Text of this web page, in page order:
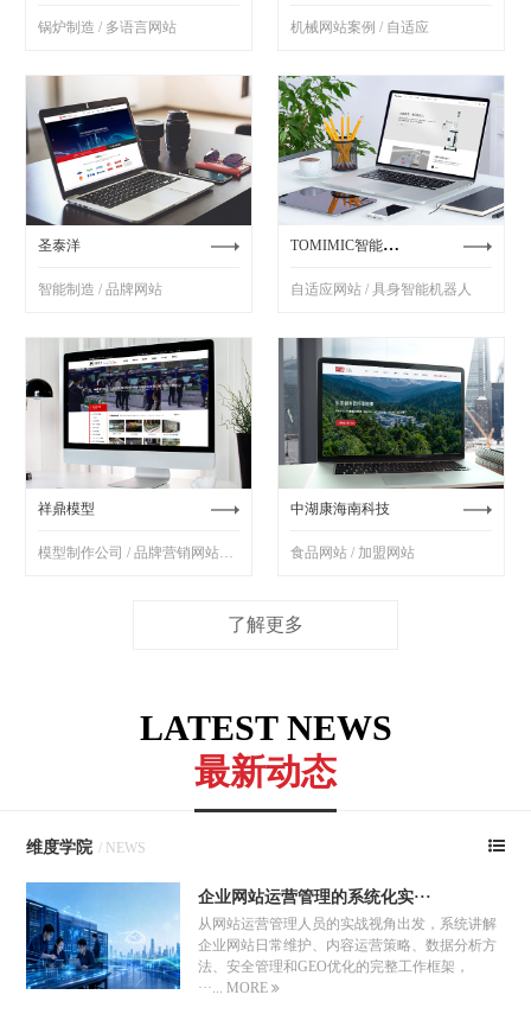
锅炉制造 / 多语言网站 机械网站案例 / 自适应
圣泰洋
智能制造 / 品牌网站
TOMIMIC智能机器人
自适应网站 / 具身智能机器人
祥鼎模型 中湖康海南科技
食品网站 / 加盟网站
了解更多
LATEST NEWS
最新动态
维度学院 / NEWS
企业网站运营管理的系统化实···
从网站运营管理人员的实战视角出发，系统讲解
企业网站日常维护、内容运营策略、数据分析方
法、安全管理和GEO优化的完整工作框架，
···...MORE